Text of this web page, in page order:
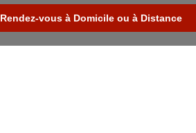
Rendez-vous à Domicile ou à Distance